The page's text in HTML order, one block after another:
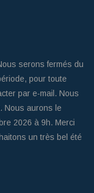
serons fermés du
pour toute
par e-mail. Nous
Nous aurons le
2026 à 9h. Merci
un très bel été